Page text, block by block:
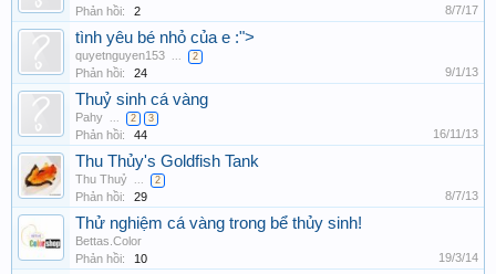
Phản hồi:
2 8/7/17
tình yêu bé nhỏ của e :">
quyetnguyen153 2
Phản hồi: 24 9/1/13
Thuỷ sinh cá vàng
Pahy 2 3
Phản hồi: 44 16/11/13
Thu Thủy's Goldfish Tank
Thu Thuỷ 2
Phản hồi: 29 8/7/13
Thử nghiệm cá vàng trong bể thủy sinh!
Bettas.Color
Phản hồi:
10 19/3/14